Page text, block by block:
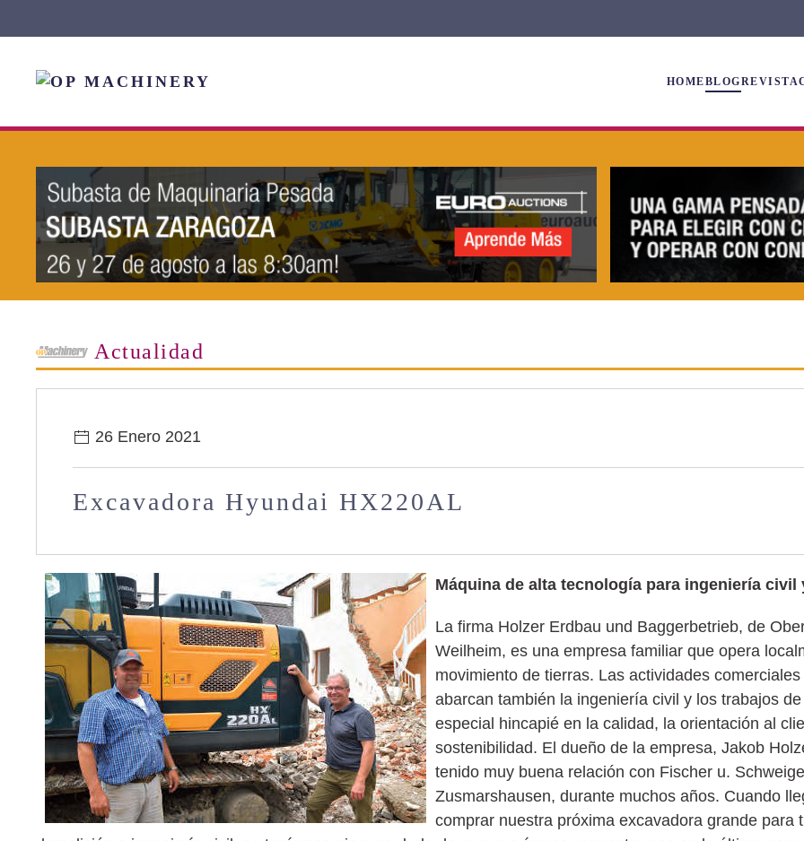
HOMEBLOGREVISTA
Actualidad
26 Enero 2021
Excavadora Hyundai HX220AL
Máquina de alta tecnología para ingeniería civil
La firma Holzer Erdbau und Baggerbetrieb, de
Weilheim, es una empresa familiar que opera
movimiento de tierras. Las actividades
abarcan también la ingeniería civil y los trabajos
especial hincapié en la calidad, la orientación al
sostenibilidad. El dueño de la empresa, Jakob
tenido muy buena relación con Fischer u.
Zusmarshausen, durante muchos años. Cuando
comprar nuestra próxima excavadora grande para